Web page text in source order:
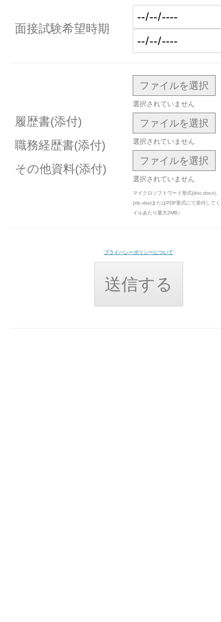
面接試験希望時期
履歴書(添付)
職務経歴書(添付)
その他資料(添付)
ファイルを選択
選択されていません
ファイルを選択
選択されていません
ファイルを選択
選択されていません
マイクロソフトワード形式(doc,docx)
(xls,xlsx)またはPDF形式にて添付して
イルあたり最大2MB）
プライバシーポリシーについて